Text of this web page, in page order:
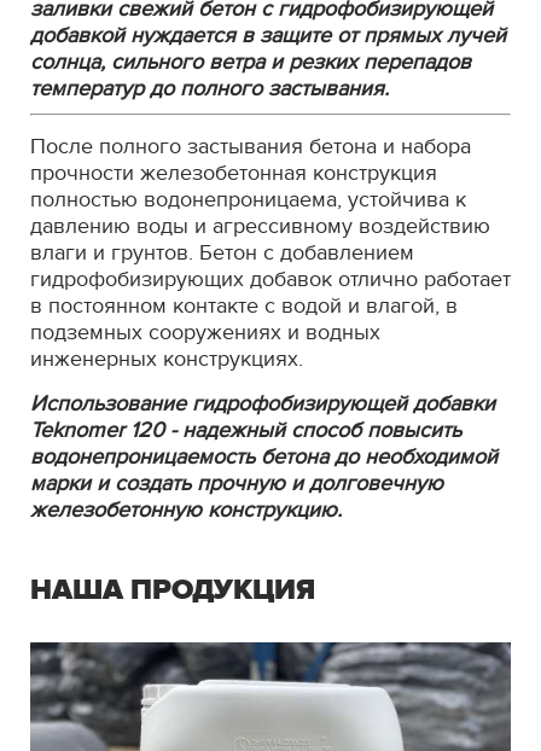
заливки свежий бетон с гидрофобизирующей
добавкой нуждается в защите от прямых лучей
солнца, сильного ветра и резких перепадов
температур до полного застывания.
После полного застывания бетона и набора
прочности железобетонная конструкция
полностью водонепроницаема, устойчива к
давлению воды и агрессивному воздействию
влаги и грунтов. Бетон с добавлением
гидрофобизирующих добавок отлично работает
в постоянном контакте с водой и влагой, в
подземных сооружениях и водных
инженерных конструкциях.
Использование гидрофобизирующей добавки
Teknomer 120 - надежный способ повысить
водонепроницаемость бетона до необходимой
марки и создать прочную и долговечную
железобетонную конструкцию.
НАША ПРОДУКЦИЯ